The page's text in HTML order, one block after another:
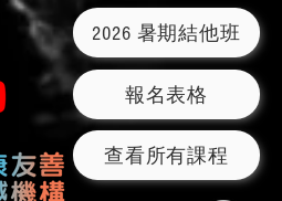
2026 暑期結他班
查看所有課程
報名表格